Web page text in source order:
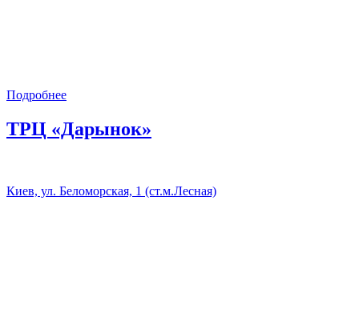
Подробнее
ТРЦ «Дарынок»
Киев, ул. Беломорская, 1 (ст.м.Лесная)